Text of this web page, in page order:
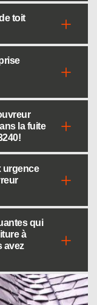
toit
la fuite
urgence
qui
à
avez